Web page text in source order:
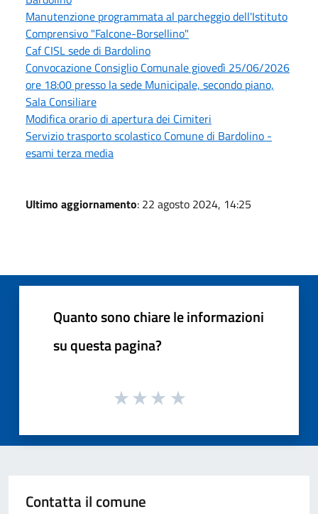
Manutenzione programmata al parcheggio dell'Istituto
Comprensivo "Falcone-Borsellino"
Caf CISL sede di Bardolino
Convocazione Consiglio Comunale giovedì 25/06/2026
ore 18:00 presso la sede Municipale, secondo piano,
Sala Consiliare
Modifica orario di apertura dei Cimiteri
Servizio trasporto scolastico Comune di Bardolino -
esami terza media
Ultimo aggiornamento: 22 agosto 2024, 14:25
Quanto sono chiare le informazioni
su questa pagina?
Contatta il comune